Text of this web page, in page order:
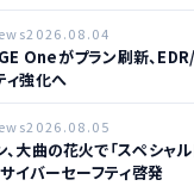
2026.08.04
Oneがプラン刷新、
ィ強化へ
2026.08.05
、大曲の花火で「スペシャ
イバーセーフティ啓発